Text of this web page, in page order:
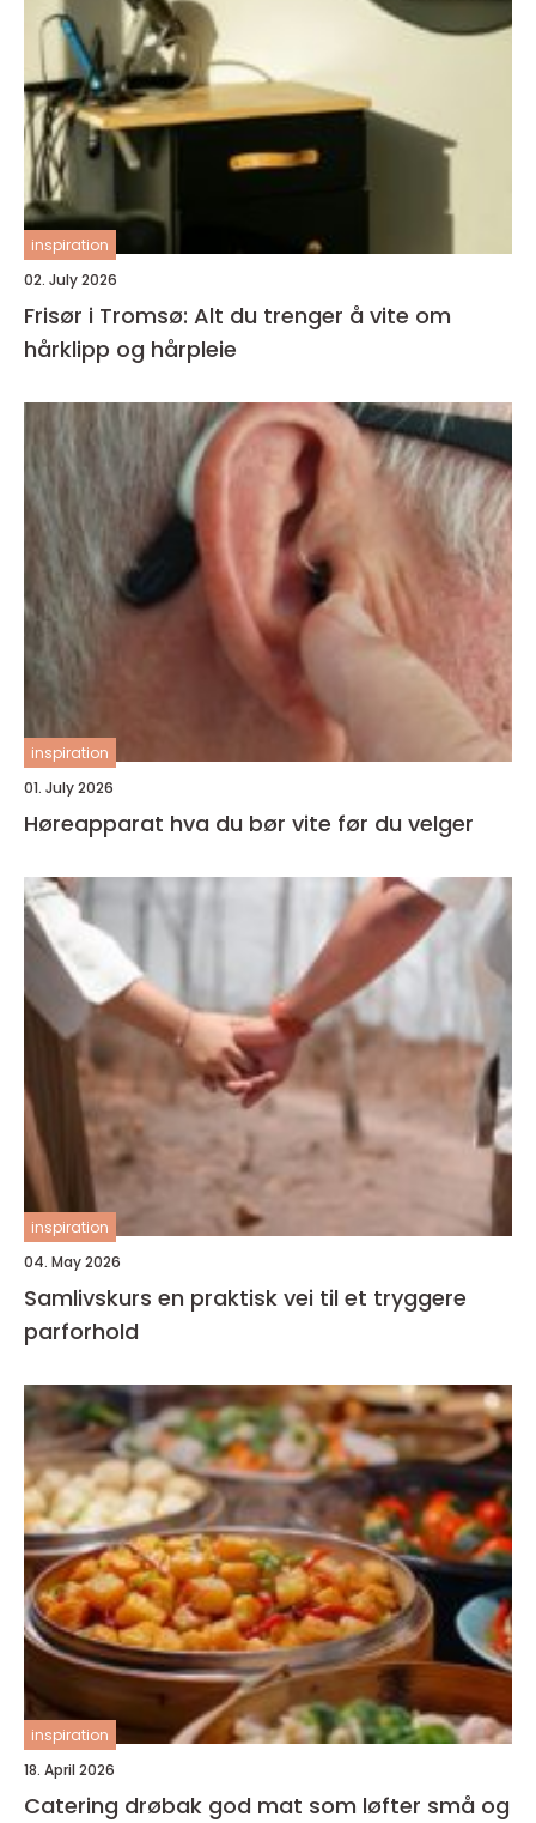
inspiration
02. July 2026
Frisør i Tromsø: Alt du trenger å vite om
hårklipp og hårpleie
inspiration
01. July 2026
Høreapparat hva du bør vite før du velger
inspiration
04. May 2026
Samlivskurs en praktisk vei til et tryggere
parforhold
inspiration
18. April 2026
Catering drøbak god mat som løfter små og